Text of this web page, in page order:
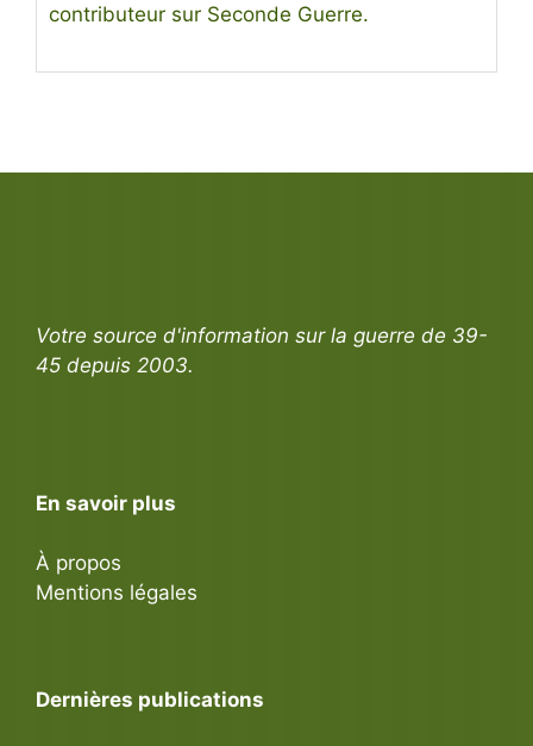
contributeur sur Seconde Guerre.
Votre source d'information sur la guerre de 39-
45 depuis 2003.
En savoir plus
À propos
Mentions légales
Dernières publications